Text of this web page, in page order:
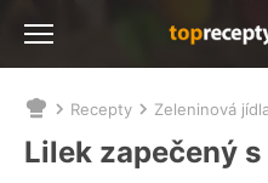
Nacházíte
se
zde:
Recepty Zeleninová
Lilek zapečený